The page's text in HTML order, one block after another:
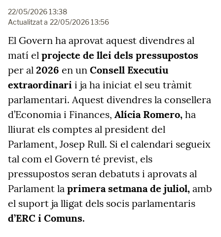
22/05/2026 13:38
Actualitzat a 22/05/2026 13:56
El Govern ha aprovat aquest divendres al
matí el projecte de llei dels pressupostos
per al 2026 en un Consell Executiu
extraordinari i ja ha iniciat el seu tràmit
parlamentari. Aquest divendres la consellera
d’Economia i Finances, Alícia Romero, ha
lliurat els comptes al president del
Parlament, Josep Rull. Si el calendari segueix
tal com el Govern té previst, els
pressupostos seran debatuts i aprovats al
Parlament la primera setmana de juliol, amb
el suport ja lligat dels socis parlamentaris
d’ERC i Comuns.